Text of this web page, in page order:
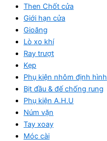
Then Chốt cửa
Giới hạn cửa
Gioăng
Lò xo khí
Ray trượt
Kẹp
Phụ kiện nhôm định hình
Bịt đầu & đế chống rung
Phụ kiện A.H.U
Núm vặn
Tay xoay
Móc cài